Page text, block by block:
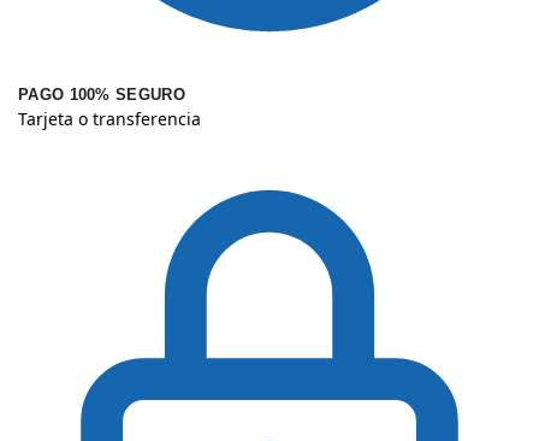
PAGO 100% SEGURO
Tarjeta o transferencia